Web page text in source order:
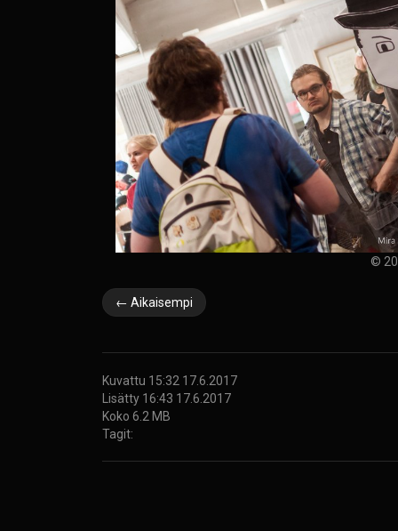
©
← Aikaisempi
Kuvattu 15:32 17.6.2017
Lisätty 16:43 17.6.2017
Koko 6.2 MB
Tagit: